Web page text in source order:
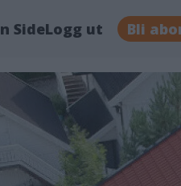
SideLogg ut Bli